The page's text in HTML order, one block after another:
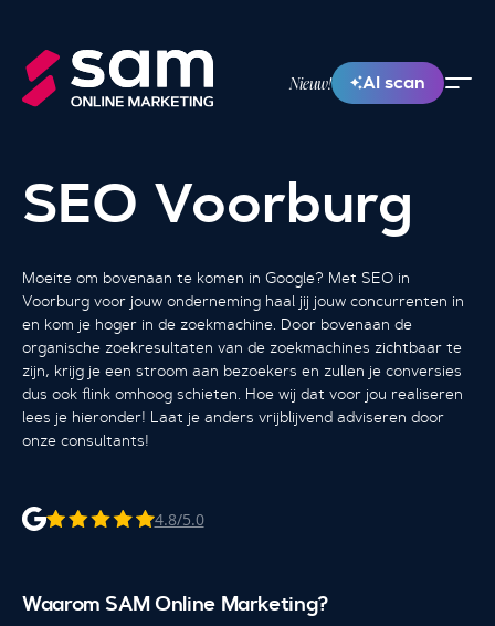
Nieuw! AI scan
SEO Voorburg
Moeite om bovenaan te komen in Google? Met SEO in
Voorburg voor jouw onderneming haal jij jouw concurrenten in
en kom je hoger in de zoekmachine. Door bovenaan de
organische zoekresultaten van de zoekmachines zichtbaar te
zijn, krijg je een stroom aan bezoekers en zullen je conversies
dus ook flink omhoog schieten. Hoe wij dat voor jou realiseren
lees je hieronder! Laat je anders vrijblijvend adviseren door
onze consultants!
4.8/5.0
Waarom SAM Online Marketing?